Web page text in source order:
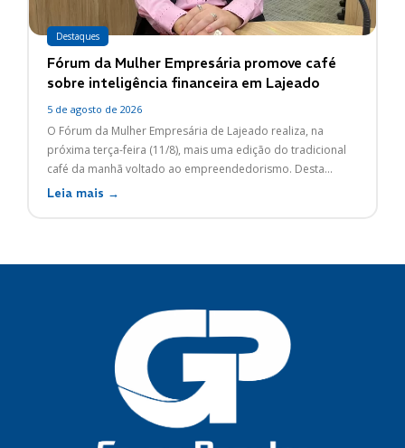
Destaques
Fórum da Mulher Empresária promove café
sobre inteligência financeira em Lajeado
5 de agosto de 2026
O Fórum da Mulher Empresária de Lajeado realiza, na
próxima terça-feira (11/8), mais uma edição do tradicional
café da manhã voltado ao empreendedorismo. Desta...
Leia mais →